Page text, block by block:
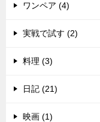
ワンペア (4)
実戦で試す (2)
料理 (3)
日記 (21)
映画 (1)